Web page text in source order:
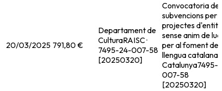
20/03/2025 791,80 €
Departament de
CulturaRAISC ·
7495-24-007-58
[20250320]
Convocatoria de
subvencions per
projectes
sense anim de
per al foment de
llengua catalana
Catalunya7495-
007-58
[20250320]